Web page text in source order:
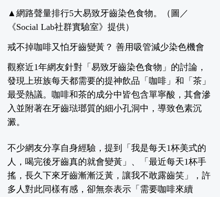
▲網路聲量排行5大易致牙齒染色食物。（圖／
《Social Lab社群實驗室》提供）
戒不掉咖啡又怕牙齒變黃？ 善用吸管減少染色機會
觀察近1年網友針對「易致牙齒染色食物」的討論，
發現上班族每天都需要的提神飲品「咖啡」和「茶」
最受熱議。咖啡和茶的成分中皆包含單寧酸，其會滲
入並附著在牙齒琺瑯質的細小孔洞中，導致色素沉
澱。
不少網友分享自身經驗，提到「我是每天1杯美式的
人，喝完後牙齒真的就會變黃」、「最近每天1杯手
搖，長久下來牙齒漸漸泛黃，讓我不敢露齒笑」，許
多人對此同樣有感，卻無奈表示「需要咖啡來續